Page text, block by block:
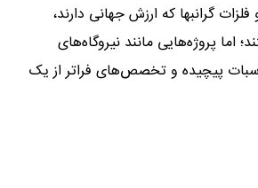
گرانبها که ارزش جهانی دارند،
اما پروژه‌هایی مانند نیروگاه‌های
پیچیده و تخصص‌های فراتر از یک